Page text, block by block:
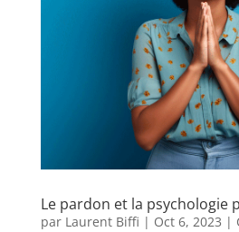
Le pardon et la psychologie
par Laurent Biffi | Oct 6, 2023 |